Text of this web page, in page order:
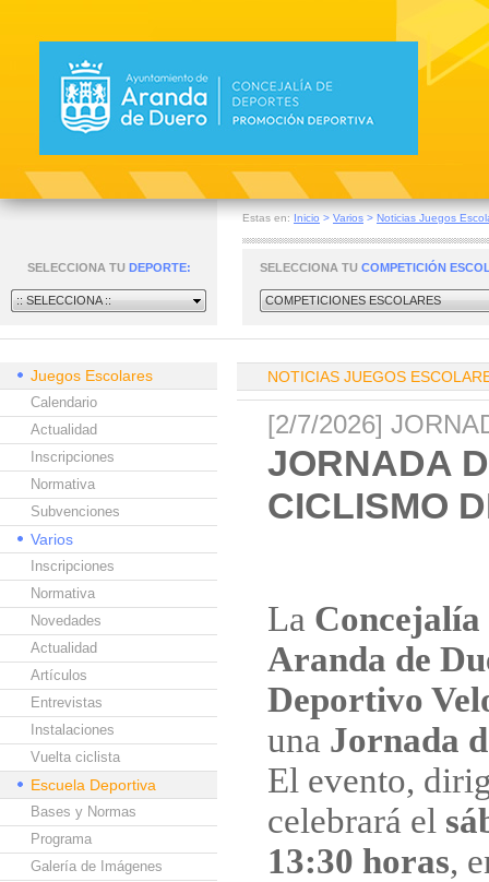
Estas en: Inicio > Varios > Noticias Juegos
SELECCIONA TU DEPORTE:
:: SELECCIONA ::
SELECCIONA TU COMPETICIÓN
COMPETICIONES ESCOLARES
Juegos Escolares
Calendario
Actualidad
Inscripciones
Normativa
Subvenciones
Varios
Inscripciones
Normativa
Novedades
Actualidad
Artículos
Entrevistas
Instalaciones
Vuelta ciclista
Escuela Deportiva
Bases y Normas
Programa
Galería de Imágenes
NOTICIAS JUEGOS
[2/7/2026]
JORNADA
CICLISMO
La Concejalía
Aranda de
Deportivo
una Jornada
El evento,
celebrará el
13:30 horas,